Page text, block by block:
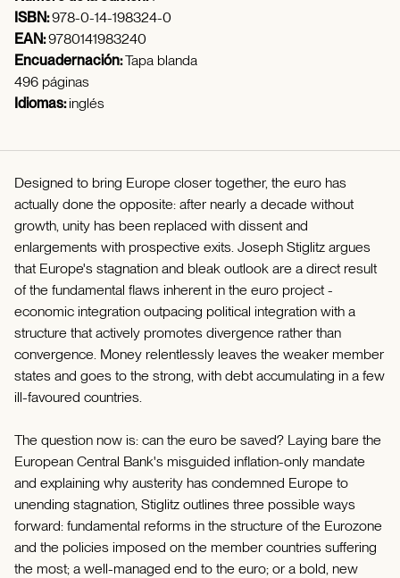
ISBN:978-0-14-198324-0
EAN:9780141983240
Encuadernación:Tapa blanda
496 páginas
Idiomas:inglés
Designed to bring Europe closer together, the euro has
actually done the opposite: after nearly a decade without
growth, unity has been replaced with dissent and
enlargements with prospective exits. Joseph Stiglitz argues
that Europe's stagnation and bleak outlook are a direct result
of the fundamental flaws inherent in the euro project -
economic integration outpacing political integration with a
structure that actively promotes divergence rather than
convergence. Money relentlessly leaves the weaker member
states and goes to the strong, with debt accumulating in a few
ill-favoured countries.
The question now is: can the euro be saved? Laying bare the
European Central Bank's misguided inflation-only mandate
and explaining why austerity has condemned Europe to
unending stagnation, Stiglitz outlines three possible ways
forward: fundamental reforms in the structure of the Eurozone
and the policies imposed on the member countries suffering
the most; a well-managed end to the euro; or a bold, new